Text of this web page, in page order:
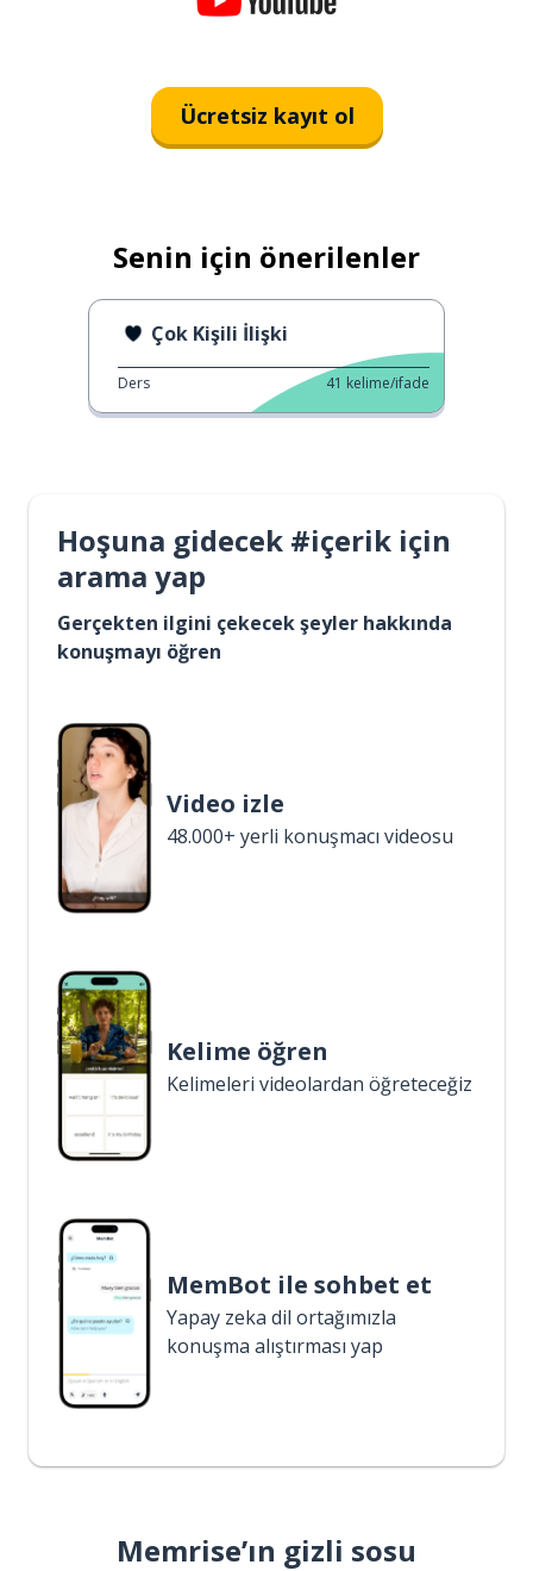
Ücretsiz kayıt ol
Senin için önerilenler
Çok Kişili İlişki
Ders 41 kelime/ifade
Hoşuna gidecek #içerik için
arama yap
Gerçekten ilgini çekecek şeyler hakkında
konuşmayı öğren
Video izle
48.000+ yerli konuşmacı videosu
Kelime öğren
Kelimeleri videolardan öğreteceğiz
MemBot ile sohbet et
Yapay zeka dil ortağımızla
konuşma alıştırması yap
Memrise’ın gizli sosu